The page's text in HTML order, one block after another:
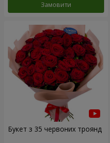
Замовити
Букет з 35 червоних троянд